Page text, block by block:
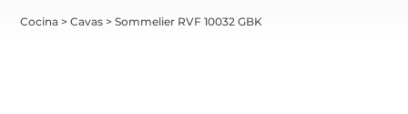
Cocina >Cavas >Sommelier RVF 10032 GBK